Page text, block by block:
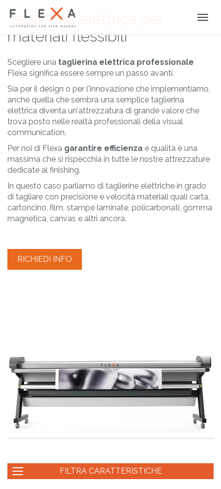
Taglierina elettrica per
materiali flessibili
Scegliere una taglierina elettrica professionale
Flexa significa essere sempre un passo avanti.
Sia per il design o per l'innovazione che implementiamo,
anche quella che sembra una semplice taglierina
elettrica diventa un'attrezzatura di grande valore che
trova posto nelle realtà professionali della visual
communication.
Per noi di Flexa garantire efficienza e qualità è una
massima che si rispecchia in tutte le nostre attrezzature
dedicate al finishing.
In questo caso parliamo di taglierine elettriche in grado
di tagliare con precisione e velocità materiali quali carta,
cartoncino, film, stampe laminate, policarbonati, gomma
magnetica, canvas e altri ancora.
RICHIEDI INFO
FILTRA CARATTERISTICHE